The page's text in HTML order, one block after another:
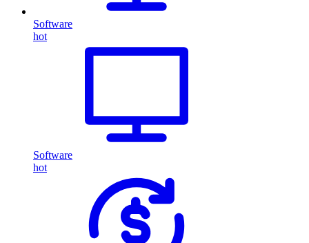
Software
hot
Software
hot